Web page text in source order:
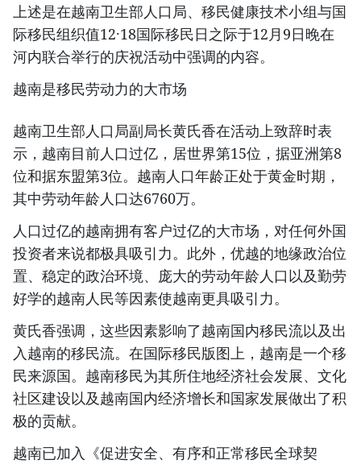
上述是在越南卫生部人口局、移民健康技术小组与国
际移民组织值12·18国际移民日之际于12月9日晚在
河内联合举行的庆祝活动中强调的内容。
越南是移民劳动力的大市场
越南卫生部人口局副局长黄氏香在活动上致辞时表
示，越南目前人口过亿，居世界第15位，据亚洲第8
位和据东盟第3位。越南人口年龄正处于黄金时期，
其中劳动年龄人口达6760万。
人口过亿的越南拥有客户过亿的大市场，对任何外国
投资者来说都极具吸引力。此外，优越的地缘政治位
置、稳定的政治环境、庞大的劳动年龄人口以及勤劳
好学的越南人民等因素使越南更具吸引力。
黄氏香强调，这些因素影响了越南国内移民流以及出
入越南的移民流。在国际移民版图上，越南是一个移
民来源国。越南移民为其所住地经济社会发展、文化
社区建设以及越南国内经济增长和国家发展做出了积
极的贡献。
越南已加入《促进安全、有序和正常移民全球契